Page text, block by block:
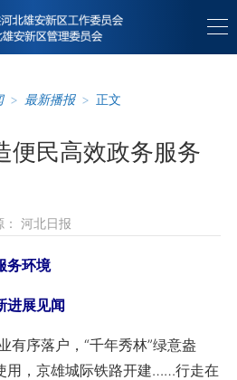
> 最新播报 > 正文
便民高效政务服务
河北日报
环境
展见闻
序落户，“千年秀林”绿意盎
用，京雄城际铁路开建……行走在